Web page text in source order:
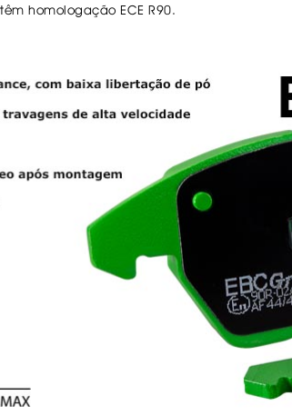
têm homologação ECE R90.